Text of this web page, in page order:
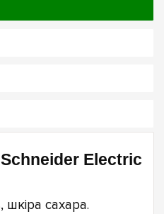
Electric
шкіра сахара.